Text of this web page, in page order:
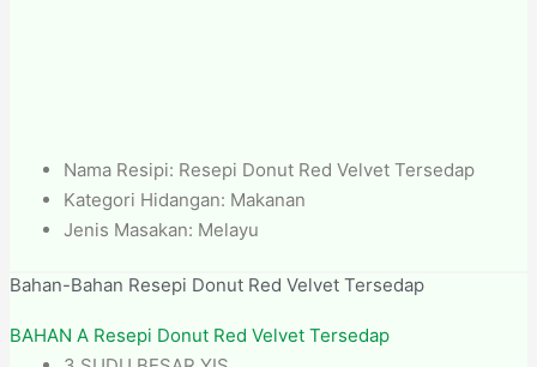
Nama Resipi: Resepi Donut Red Velvet Tersedap
Kategori Hidangan: Makanan
Jenis Masakan: Melayu
Bahan-Bahan Resepi Donut Red Velvet Tersedap
BAHAN A Resepi Donut Red Velvet Tersedap